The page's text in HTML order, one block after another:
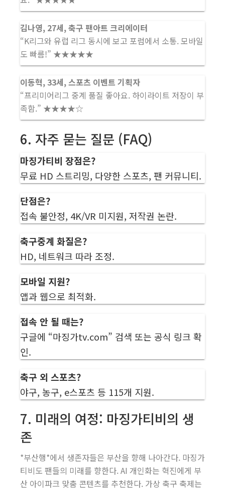
김나영, 27세, 축구 팬아트 크리에이터
“K리그와 유럽 리그 동시에 보고 포럼에서 소통. 모바일
도 빠름!” ★★★★★
이동혁, 33세, 스포츠 이벤트 기획자
“프리미어리그 중계 품질 좋아요. 하이라이트 저장이 부
족함.” ★★★★☆
6. 자주 묻는 질문 (FAQ)
마징가티비 장점은?
무료 HD 스트리밍, 다양한 스포츠, 팬 커뮤니티.
단점은?
접속 불안정, 4K/VR 미지원, 저작권 논란.
축구중계 화질은?
HD, 네트워크 따라 조정.
모바일 지원?
앱과 웹으로 최적화.
접속 안 될 때는?
구글에 “마징가tv.com” 검색 또는 공식 링크 확
인.
축구 외 스포츠?
야구, 농구, e스포츠 등 115개 지원.
7. 미래의 여정: 마징가티비의 생
존
*부산행*에서 생존자들은 부산을 향해 나아간다. 마징가
티비도 팬들의 미래를 향한다. AI 개인화는 혁진에게 부
산 아이파크 맞춤 콘텐츠를 추천한다. 가상 축구 축제는